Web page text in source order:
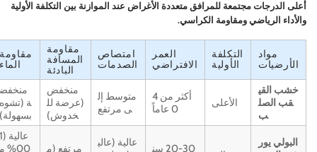
أعلى الدرجات مجتمعة للمرافق متعددة الأغراض عند الموازنة بين التكلفة الأولية
والأداء الرياضي ومقاومة الكراسي.
مواد
الأرضيات
التكلفة
الأولية
العمر
الافتراضي
امتصاص
الصدمات
مقاومة
المسافة
البادئة
مقاومة
الماء
خشب القي
قب الصل
ب
الأعلى
أكثر من 4
متوسط إل
ى مرتفع
منخفض
(عرضة لل
خدوش)
منخفض
ة (تشوه
بسهولة)
البولي يور
20-30 سن
عالية (عالي
مرتفع (م
عالية (1
00% م